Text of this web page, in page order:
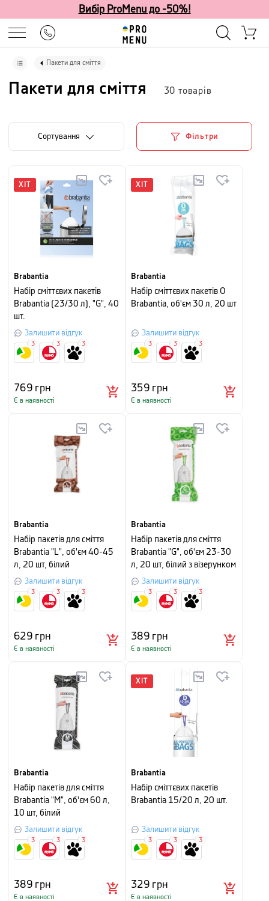
Вибір ProMenu до -50%!
Пакети для сміття
Пакети для сміття 30 товарів
Сортування Фільтри
ХІТ
Brabantia
Набір сміттєвих пакетів
Brabantia (23/30 л), "G", 40
шт.
Залишити відгук
769грн
Є в наявності
3 3 3
ХІТ
Brabantia
Набір сміттєвих пакетів O
Brabantia, об'єм 30 л, 20 шт
Залишити відгук
359грн
Є в наявності
3 3 3
Brabantia
Набір пакетів для сміття
Brabantia "L", об'єм 40-45
л, 20 шт, білий
Залишити відгук
629грн
Є в наявності
3 3 3
Brabantia
Набір пакетів для сміття
Brabantia "G", об'єм 23-30
л, 20 шт, білий з візерунком
Залишити відгук
389грн
Є в наявності
3 3 3
Brabantia
Набір пакетів для сміття
Brabantia "М", об'єм 60 л,
10 шт, білий
Залишити відгук
389грн
Є в наявності
3 3 3
ХІТ
Brabantia
Набір сміттєвих пакетів
Brabantia 15/20 л, 20 шт.
Залишити відгук
329грн
Є в наявності
3 3 3